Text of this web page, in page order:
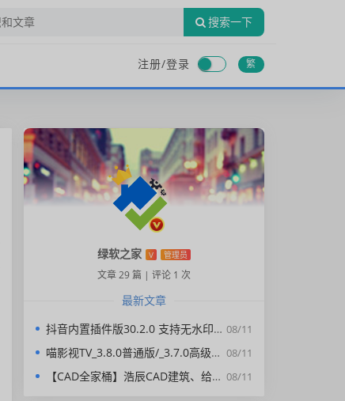
搜索一下
注册/登录 繁
绿软之家 V 管理员
文章 29 篇 | 评论 1 次
最新文章
08/11
抖音内置插件版30.2.0 支持无水印下载视频，去广告，精简界面
08/11
喵影视TV_3.8.0普通版/_3.7.0高级版/4.X低版本完美适配/内置源/4K超清
08/11
【CAD全家桶】浩辰CAD建筑、给排水、暖通、电气、电力软件 安装包中文版，亲测可用！